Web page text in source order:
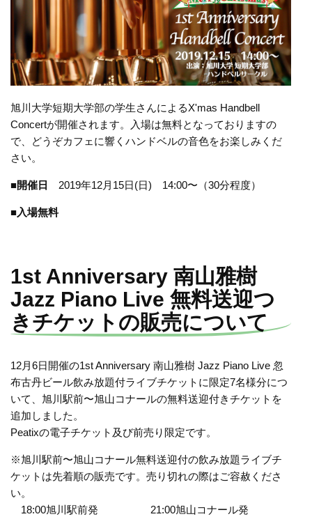
旭川大学短期大学部の学生さんによるX'mas Handbell
Concertが開催されます。入場は無料となっておりますの
で、どうぞカフェに響くハンドベルの音色をお楽しみくだ
さい。
■開催日 2019年12月15日(日) 14:00〜（30分程度）
■入場無料
1st Anniversary 南山雅樹
Jazz Piano Live 無料送迎つ
きチケットの販売について
12月6日開催の1st Anniversary 南山雅樹 Jazz Piano Live 忽
布古丹ビール飲み放題付ライブチケットに限定7名様分につ
いて、旭川駅前〜旭山コナールの無料送迎付きチケットを
追加しました。
Peatixの電子チケット及び前売り限定です。
※旭川駅前〜旭山コナール無料送迎付の飲み放題ライブチ
ケットは先着順の販売です。売り切れの際はご容赦くださ
い。
18:00旭川駅前発 21:00旭山コナール発